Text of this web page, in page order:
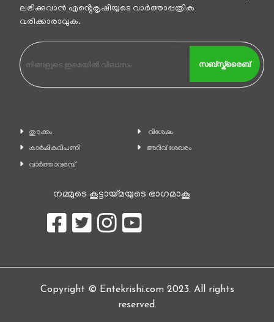
ലഭിക്കുവാന്‍ എൻ്റെകൃഷിയുടെ വാര്‍ത്താപ്പത്രിക
വരിക്കാരാവുക.
സബ്സ്ക്രൈബ്
തുടക്കം
കാ‍ർഷികവിപണി
വാര്‍ത്താവരമ്പ്
വിശേഷം
അറിവ് ശേഖരം
നമ്മുടെ കൂട്ടായ്മയുടെ ഭാഗമാകൂ
Copyright © Entekrishi.com 2023. All rights
reserved.